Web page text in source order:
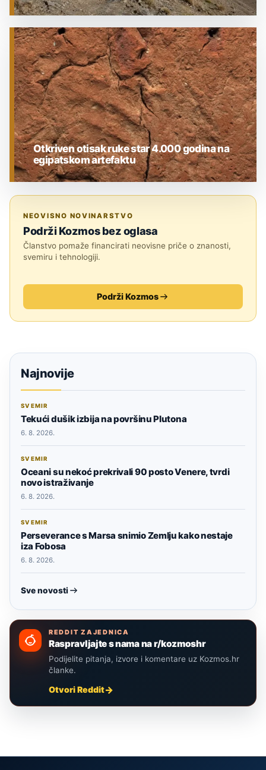
ARHEOLOGIJA
Otkriven otisak ruke star 4.000 godina na
egipatskom artefaktu
NEOVISNO NOVINARSTVO
Podrži Kozmos bez oglasa
Članstvo pomaže financirati neovisne priče o znanosti,
svemiru i tehnologiji.
Podrži Kozmos
Najnovije
SVEMIR
Tekući dušik izbija na površinu Plutona
6. 8. 2026.
SVEMIR
Oceani su nekoć prekrivali 90 posto Venere, tvrdi
novo istraživanje
6. 8. 2026.
SVEMIR
Perseverance s Marsa snimio Zemlju kako nestaje
iza Fobosa
6. 8. 2026.
Sve novosti
REDDIT ZAJEDNICA
Raspravljajte s nama na r/kozmoshr
Podijelite pitanja, izvore i komentare uz Kozmos.hr
članke.
Otvori Reddit